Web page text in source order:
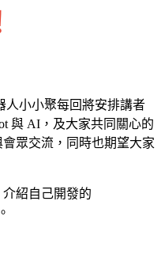
人小小聚每回將安排講者
與 AI，及大家共同關心的
眾交流，同時也期望大家
紹自己開發的